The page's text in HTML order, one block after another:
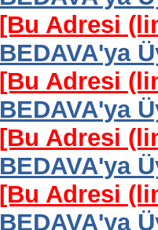
[Bu Adresi
BEDAVA'ya
[Bu Adresi
BEDAVA'ya
[Bu Adresi
BEDAVA'ya
[Bu Adresi
BEDAVA'ya